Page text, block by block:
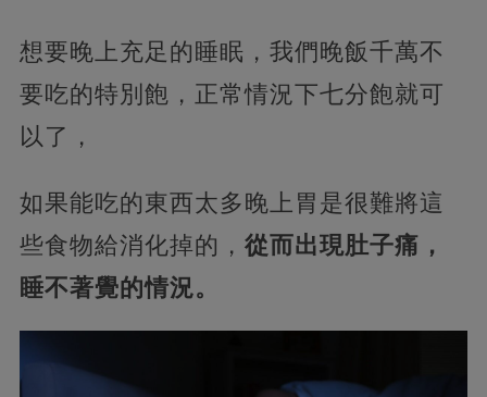
想要晚上充足的睡眠，我們晚飯千萬不
要吃的特別飽，正常情況下七分飽就可
以了，
如果能吃的東西太多晚上胃是很難將這
些食物給消化掉的， 從而出現肚子痛，
睡不著覺的情況。